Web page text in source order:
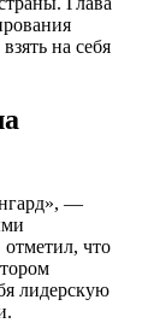
на себя
—
отметил, что
лидерскую